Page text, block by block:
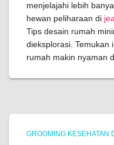
menjelajahi lebih
hewan peliharaan di
Tips desain rumah
dieksplorasi. Temukan
rumah makin nyaman
GROOMING KESEHATAN